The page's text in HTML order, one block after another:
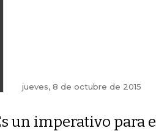
jueves, 8 de octubre de 2015
un imperativo para